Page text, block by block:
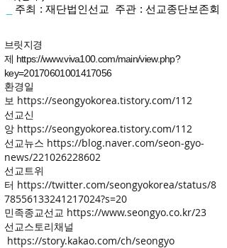
주최 : 재단법인선교 주관 : 선교종단보존회
브릿지경
제 https://www.viva100.com/main/view.php?
key=20170601001417056
환경일
보 https://seongyokorea.tistory.com/112
선교신
앙 https://seongyokorea.tistory.com/112
선교뉴스 https://blog.naver.com/seon-gyo-
news/221026228602
선교트위
터 https://twitter.com/seongyokorea/status/8
78556133241217024?s=20
민족종교선교 https://www.seongyo.co.kr/23
선교스토리채널
https://story.kakao.com/ch/seongyo